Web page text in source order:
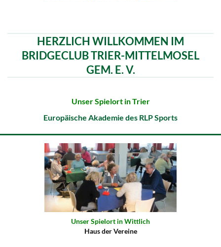
HERZLICH WILLKOMMEN IM
BRIDGECLUB TRIER-MITTELMOSEL
GEM. E. V.
Unser Spielort in Trier
Europäische Akademie des RLP Sports
Unser Spielort in Wittlich
Haus der Vereine